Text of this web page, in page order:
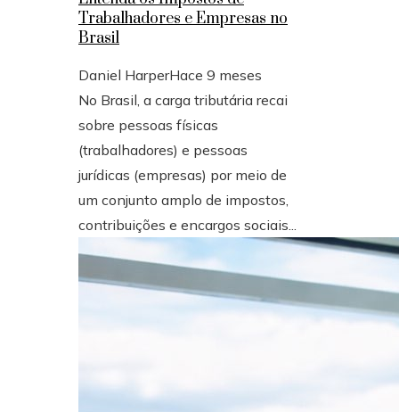
Trabalhadores e Empresas no
Brasil
Daniel HarperHace 9 meses
No Brasil, a carga tributária recai
sobre pessoas físicas
(trabalhadores) e pessoas
jurídicas (empresas) por meio de
um conjunto amplo de impostos,
contribuições e encargos sociais...